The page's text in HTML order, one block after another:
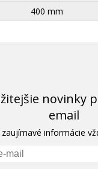
400 mm
novinky
email
informácie